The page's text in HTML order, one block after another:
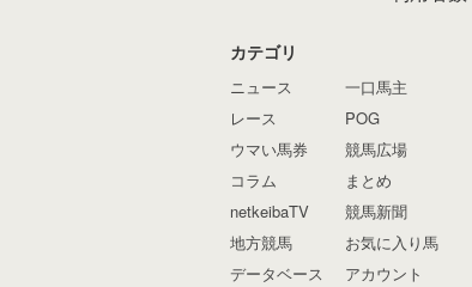
カテゴリ
ニュース
レース
ウマい馬券
コラム
netkeibaTV
地方競馬
データベース
一口馬主
POG
競馬広場
まとめ
競馬新聞
お気に入り馬
アカウント